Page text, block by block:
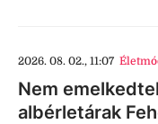
2026. 08. 02., 11:07
Nem
albérletárak